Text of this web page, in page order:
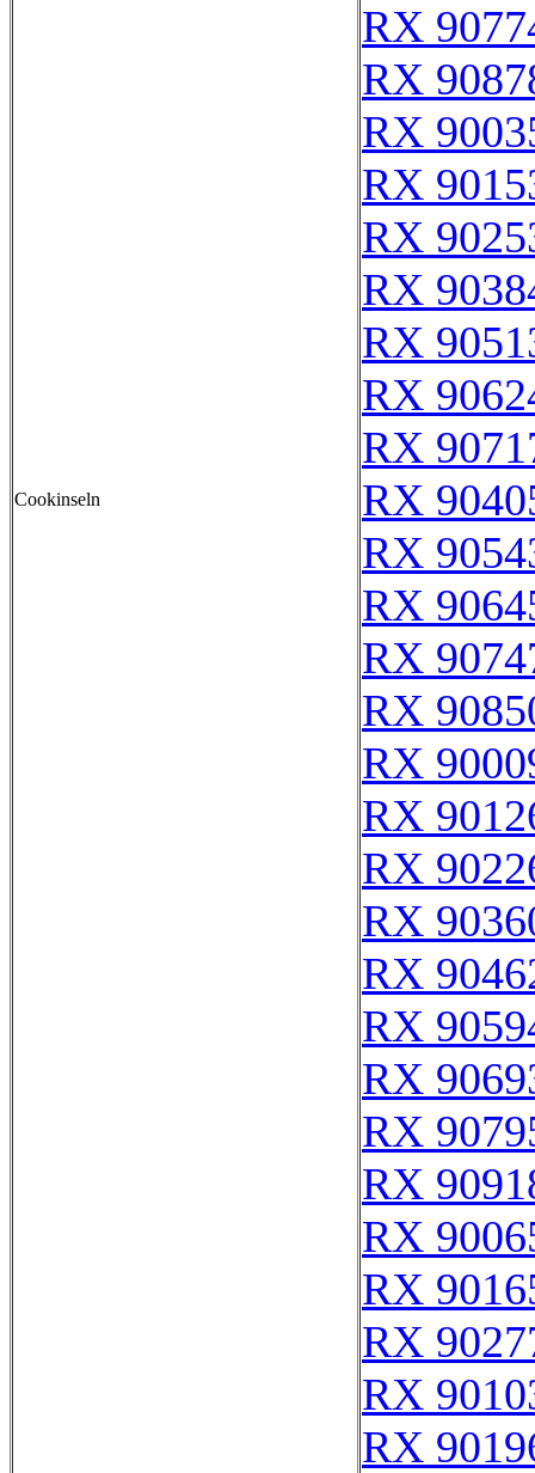
Cookinseln
RX
RX
RX
RX
RX
RX
RX
RX
RX
RX
RX
RX
RX
RX
RX
RX
RX
RX
RX
RX
RX
RX
RX
RX
RX
RX
RX
RX